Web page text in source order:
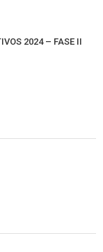
2024 – FASE II